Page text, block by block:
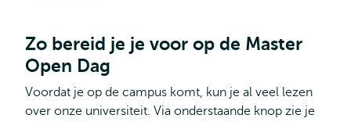
Zo bereid je je voor op de Master
Open Dag
Voordat je op de campus komt, kun je al veel lezen
over onze universiteit. Via onderstaande knop zie je